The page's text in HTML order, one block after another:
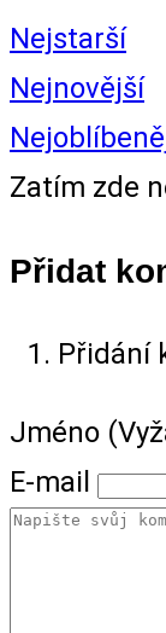
Nejstarší
Nejnovější
Zatím zde
Přidat
Přidání
Jméno
E-mail